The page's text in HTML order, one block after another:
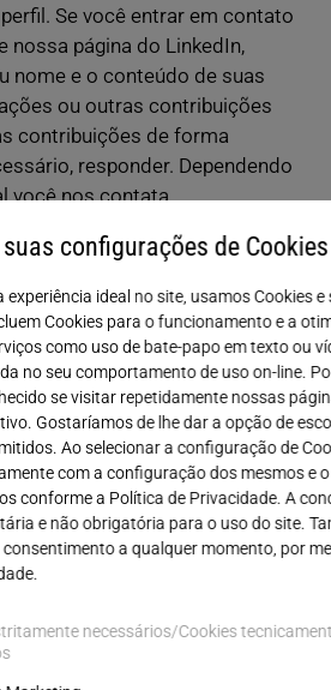
configurações de Cookies
experiência ideal no site, usamos Cookies e
Cookies para o funcionamento e a
como uso de bate-papo em texto ou
no seu comportamento de uso on-line.
se visitar repetidamente nossas
Gostaríamos de lhe dar a opção de
Ao selecionar a configuração de
com a configuração dos mesmos e
conforme a Política de Privacidade. A
e não obrigatória para o uso do site.
a qualquer momento, por
necessários/Cookies
Se você entrar em contato
nossa página do LinkedIn,
nome e o conteúdo de suas
ou outras contribuições
contribuições de forma
responder. Dependendo
você nos contata,
acordo com o Art. 6,
do RGPD ou com o Art. 6,
do RGPD, se sua solicitação
a celebração de um contrato
os chamados dados de
dados são estatísticas
a avaliar a qualidade da
e do nosso conteúdo. O
de uso sobre suas
página do LinkedIn e gera
o processamento dos dados